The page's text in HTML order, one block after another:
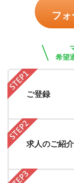
フ
希望
ご登録
求人のご紹介